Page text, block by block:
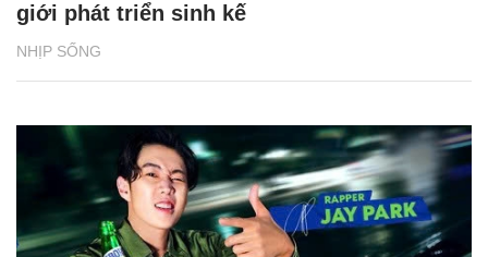
NHỊP SỐNG
giới phát triển sinh kế